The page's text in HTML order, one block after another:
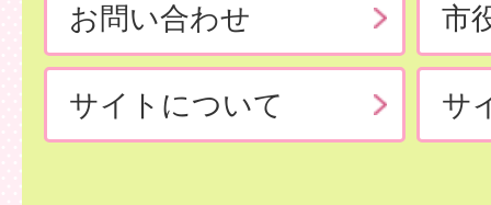
お問い合わせ 市
サイトについて サ